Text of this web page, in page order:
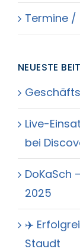
Termine /
NEUESTE
Live-
bei
DoKaSch
2025
✈️
Staudt